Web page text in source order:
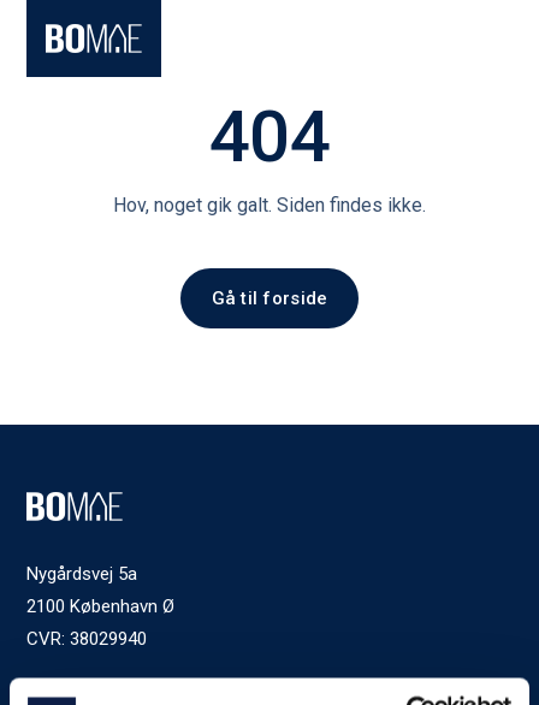
404
Hov, noget gik galt. Siden findes ikke.
Gå til forside
Nygårdsvej 5a
2100 København Ø
CVR: 38029940